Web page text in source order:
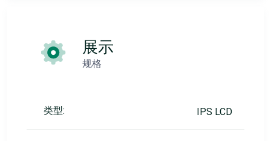
展示
规格
类型: IPS LCD